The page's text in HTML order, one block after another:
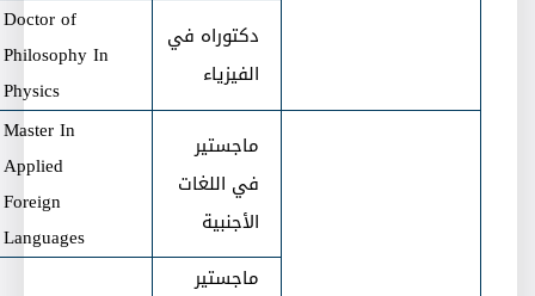
دكتوراه في
الفيزياء
Doctor of
Philosophy In
Physics
ماجستير
في اللغات
الأجنبية
Master In
Applied
Foreign
Languages
ماجستير